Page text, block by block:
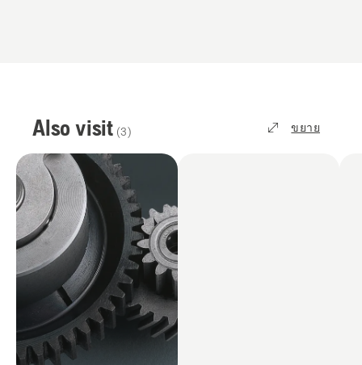
Also visit (3) ขยาย